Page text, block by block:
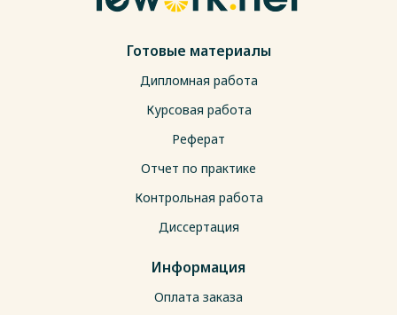
Готовые материалы
Дипломная работа
Курсовая работа
Реферат
Отчет по практике
Контрольная работа
Диссертация
Информация
Оплата заказа